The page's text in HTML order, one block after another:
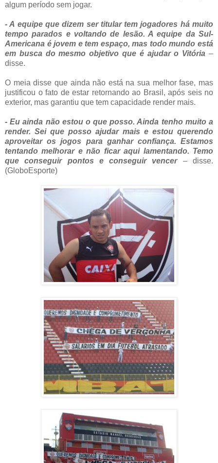
algum período sem jogar.
- A equipe que dizem ser titular tem jogadores há muito
tempo parados e voltando de lesão. A equipe da Sul-
Americana é jovem e tem espaço, mas todo mundo está
em busca do mesmo objetivo que é ajudar o Vitória –
disse.
O meia disse que ainda não está na sua melhor fase, mas
justificou o fato de estar retornando ao Brasil, após seis no
exterior, mas garantiu que tem capacidade render mais.
- Eu ainda não estou o que posso. Ainda tenho muito a
render. Sei que posso ajudar mais e estou querendo
aproveitar os jogos para ganhar confiança. Estamos
tentando melhorar e não ficar aqui lamentando. Temo
que conseguir pontos e conseguir vencer – disse.
(GloboEsporte)